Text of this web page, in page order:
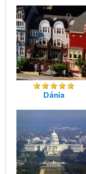
Dánia